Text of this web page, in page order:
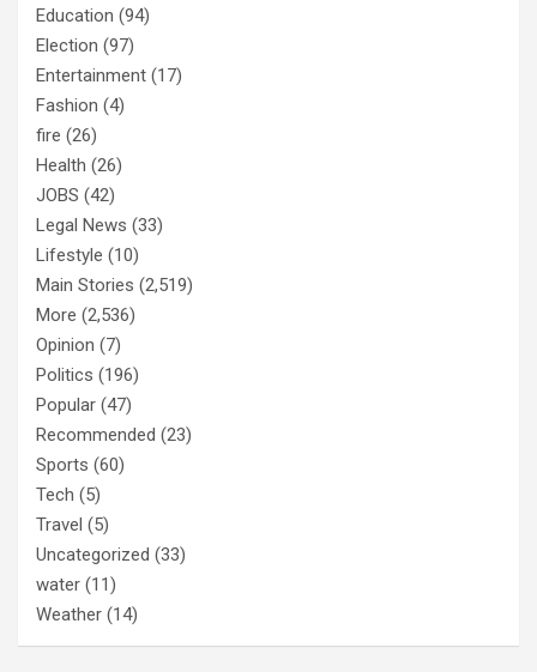
Education (94)
Election (97)
Entertainment (17)
Fashion (4)
fire (26)
Health (26)
JOBS (42)
Legal News (33)
Lifestyle (10)
Main Stories (2,519)
More (2,536)
Opinion (7)
Politics (196)
Popular (47)
Recommended (23)
Sports (60)
Tech (5)
Travel (5)
Uncategorized (33)
water (11)
Weather (14)